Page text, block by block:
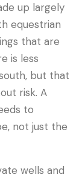
✓ 中文
up largely
equestrian
that are
is less
but that
risk. A
to
not just the
wells and